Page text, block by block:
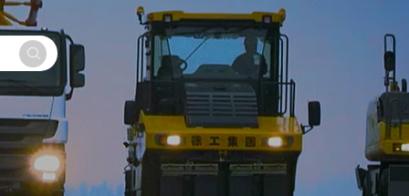
